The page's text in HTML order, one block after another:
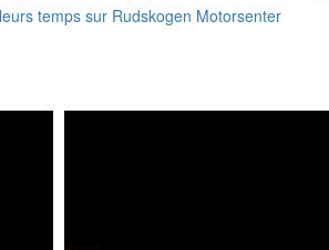
temps sur Rudskogen Motorsenter